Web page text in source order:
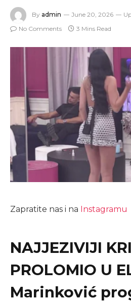
By admin June 20, 2026
No Comments
3 Mins Read
Zapratite nas i na Instagramu
NAJJEZIVIJI
PROLOMIO U
Marinković